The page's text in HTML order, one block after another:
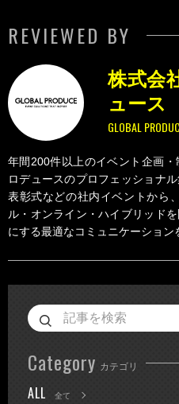
REVIEWED BY
GLOBAL
株式会
ュース
年間200件以上のイベント企画
ロデュースのプロフェッショナ
表彰式などの社内イベントから
ル・オンライン・ハイブリッド
にする最適なコミュニケーション
Category カテゴリ
ALL 全て